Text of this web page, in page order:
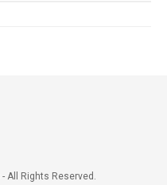
- All Rights Reserved.